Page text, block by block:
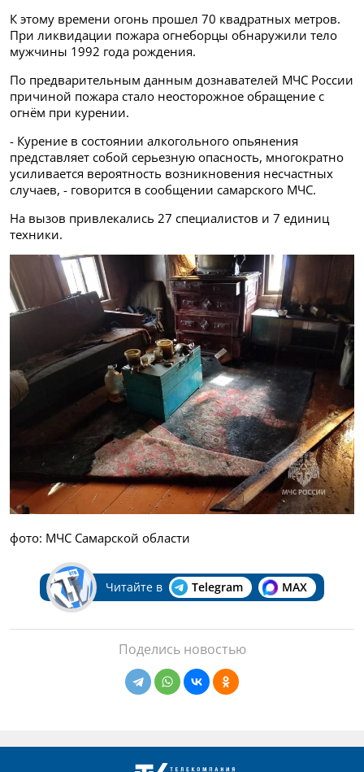
К этому времени огонь прошел 70 квадратных метров.
При ликвидации пожара огнеборцы обнаружили тело
мужчины 1992 года рождения.
По предварительным данным дознавателей МЧС России
причиной пожара стало неосторожное обращение с
огнём при курении.
- Курение в состоянии алкогольного опьянения
представляет собой серьезную опасность, многократно
усиливается вероятность возникновения несчастных
случаев, - говорится в сообщении самарского МЧС.
На вызов привлекались 27 специалистов и 7 единиц
техники.
фото: МЧС Самарской области
Читайте в Telegram MAX
Поделись новостью